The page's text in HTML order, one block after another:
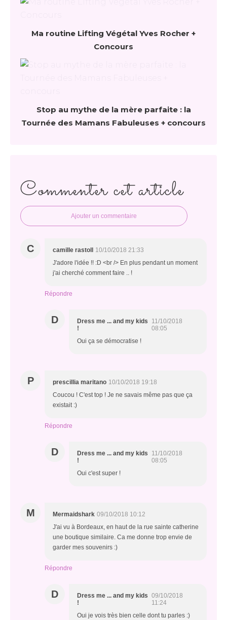
Ma routine Lifting Végétal Yves Rocher +
Concours
Stop au mythe de la mère parfaite : la
Tournée des Mamans Fabuleuses + concours
Commenter cet article
Ajouter un commentaire
C camille rastoll
10/10/2018 21:33
J'adore l'idée !! :D <br /> En plus pendant un moment
j'ai cherché comment faire .. !
Répondre
D
Dress me ... and my kids
!
11/10/2018
08:05
Oui ça se démocratise !
P prescillia maritano 10/10/2018 19:18
Coucou ! C'est top ! Je ne savais même pas que ça
existait :)
Répondre
D
Dress me ... and my kids
!
11/10/2018
08:05
Oui c'est super !
M Mermaidshark 09/10/2018 10:12
J'ai vu à Bordeaux, en haut de la rue sainte catherine
une boutique similaire. Ca me donne trop envie de
garder mes souvenirs :)
Répondre
D
Dress me ... and my kids
!
09/10/2018
11:24
Oui je vois très bien celle dont tu parles :)